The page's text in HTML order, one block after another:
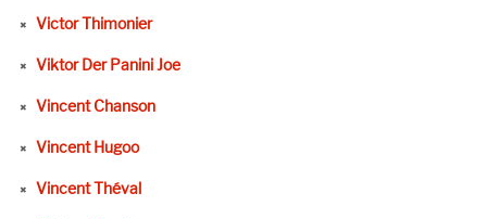
Victor Thimonier
Viktor Der Panini Joe
Vincent Chanson
Vincent Hugoo
Vincent Théval